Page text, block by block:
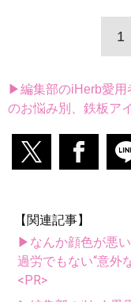
1
▶編集部のiHerb愛用
のお悩み別、鉄板ア
【関連記事】
▶なんか顔色が悪
過労でもない“意外
<PR>